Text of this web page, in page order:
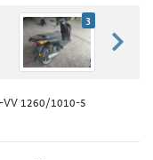
3
VV 1260/1010-5